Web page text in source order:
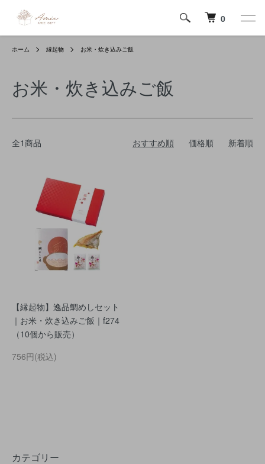
0
ホーム 縁起物 お米・炊き込みご飯
お米・炊き込みご飯
全1商品 おすすめ順 価格順 新着順
【縁起物】逸品鯛めしセット
｜お米・炊き込みご飯｜f274
（10個から販売）
756円(税込)
カテゴリー